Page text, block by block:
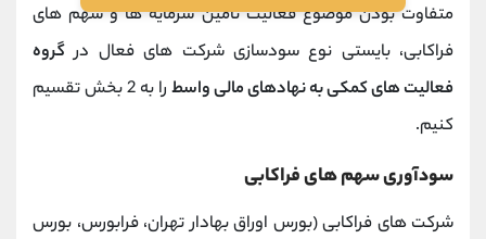
متفاوت بودن موضوع فعالیت تامین سرمایه ها و سهم های
فراکابی، بایستی نوع سودسازی شرکت های فعال در گروه
فعالیت های کمکی به نهادهای مالی واسط
را به 2 بخش تقسیم
کنیم.
سودآوری سهم های فراکابی
شرکت های فراکابی (بورس اوراق بهادار تهران، فرابورس، بورس